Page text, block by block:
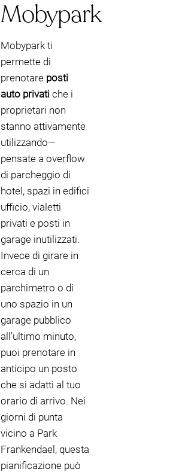
Mobypark
Mobypark ti
permette di
prenotare posti
auto privati che i
proprietari non
stanno attivamente
utilizzando—
pensate a overflow
di parcheggio di
hotel, spazi in edifici
ufficio, vialetti
privati e posti in
garage inutilizzati.
Invece di girare in
cerca di un
parchimetro o di
uno spazio in un
garage pubblico
all’ultimo minuto,
puoi prenotare in
anticipo un posto
che si adatti al tuo
orario di arrivo. Nei
giorni di punta
vicino a Park
Frankendael, questa
pianificazione può